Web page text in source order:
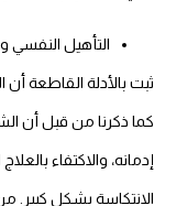
التأهيل النفسي
ثبت بالأدلة القاطعة أن
كما ذكرنا من قبل أن
إدمانه، والاكتفاء
الانتكاسة بشكل كبير.